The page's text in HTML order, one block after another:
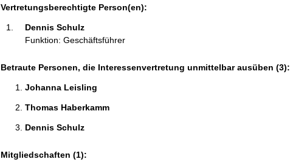
l
Vertretungsberechtigte Person(en):
Dennis Schulz
Funktion: Geschäftsführer
Betraute Personen, die Interessenvertretung unmittelbar ausüben (3):
Johanna Leisling
Thomas Haberkamm
Dennis Schulz
Mitgliedschaften (1):